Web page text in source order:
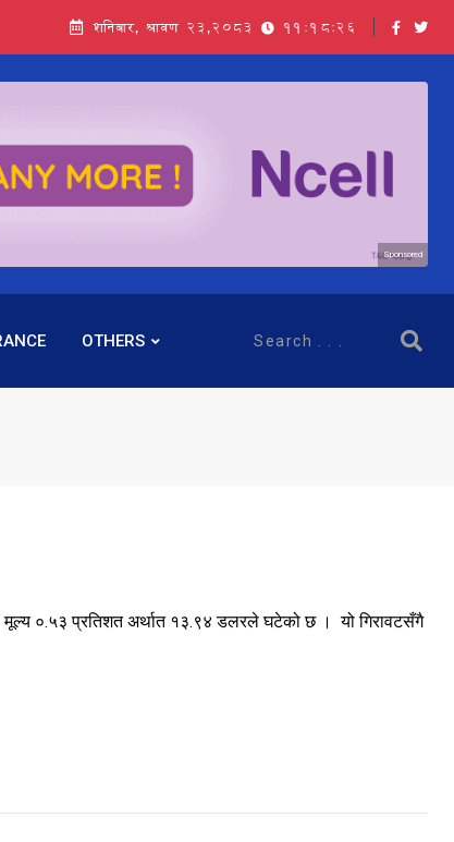
शनिबार, श्रावण २३,२०८३ 11:18:27
Sponsored
OTHERS
०.५३ प्रतिशत अर्थात १३.९४ डलरले घटेको छ । यो गिरावटसँगै